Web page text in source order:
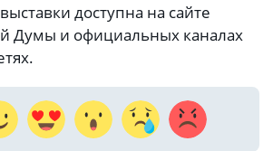
доступна на сайте
Думы и официальных каналах